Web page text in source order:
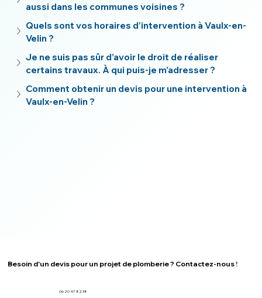
aussi dans les communes voisines ?
Quels sont vos horaires d’intervention à Vaulx-en-
Velin ?
Je ne suis pas sûr d’avoir le droit de réaliser
certains travaux. À qui puis-je m’adresser ?
Comment obtenir un devis pour une intervention à
Vaulx-en-Velin ?
Besoin d'un devis pour un projet de plomberie ? Contactez-nous !
06 20 47 82 38